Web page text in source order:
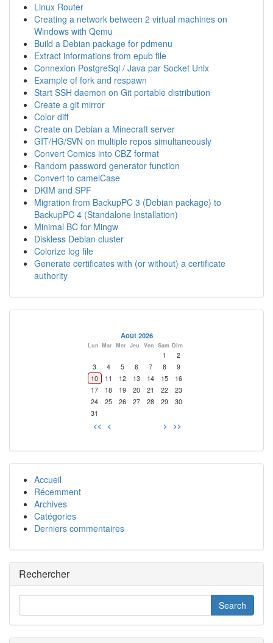
Linux Router
Creating a network between 2 virtual machines on
Windows with Qemu
Build a Debian package for pdmenu
Extract informations from epub file
Connexion PostgreSql / Java par Socket Unix
Example of fork and respawn
Start SSH daemon on Git portable distribution
Create a git mirror
Color diff
Create on Debian a Minecraft server
GIT/HG/SVN on multiple repos simultaneously
Convert Comics into CBZ format
Random password generator function
Convert to camelCase
DKIM and SPF
Migration from BackupPC 3 (Debian package) to
BackupPC 4 (Standalone Installation)
Minimal BC for Mingw
Diskless Debian cluster
Colorize log file
Generate certificates with (or without) a certificate
authority
Août 2026
Lun Mar Mer Jeu Ven Sam Dim
1
2
3
4 5 6 7 8
9
10
11 12 13 14 15
16
17
18 19 20 21 22
23
24
25 26 27 28 29
30
31
<< < > >>
Accueil
Récemment
Archives
Catégories
Derniers commentaires
Rechercher